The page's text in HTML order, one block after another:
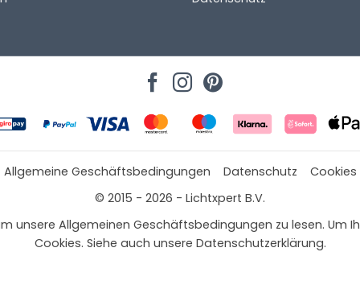
Allgemeine Geschäftsbedingungen Datenschutz
Cookies
© 2015 - 2026 - Lichtxpert B.V.
um unsere Allgemeinen Geschäftsbedingungen zu lesen.
Cookies. Siehe auch unsere Datenschutzerklärung.